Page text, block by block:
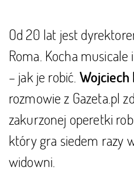
Od 20 lat jest
Roma. Kocha
– jak je robić. Wojciech
rozmowie z Gazeta.pl
zakurzonej operetki
który gra siedem razy
widowni.